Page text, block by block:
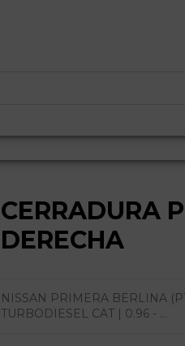
CERRADURA
DERECHA
NISSAN PRIMERA BERLINA
TURBODIESEL CAT | 0.96 - ...